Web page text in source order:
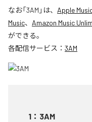
なお「3AM 」は、 Apple
Music、 Amazon Music
ができる。
各配信サービス： 3AM
1 ： 3AM